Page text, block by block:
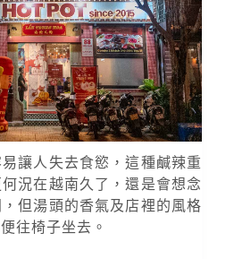
讓人失去食慾，這種鹹辣重
況在越南久了，還是會想念
但湯頭的香氣及店裡的風格
往椅子坐去。